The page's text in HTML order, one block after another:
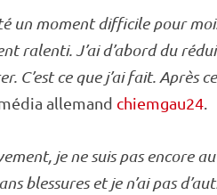
un moment difficile pour
ralenti. J’ai d’abord du
C’est ce que j’ai fait. Après
allemand chiemgau24
je ne suis pas encore
blessures et je n’ai pas